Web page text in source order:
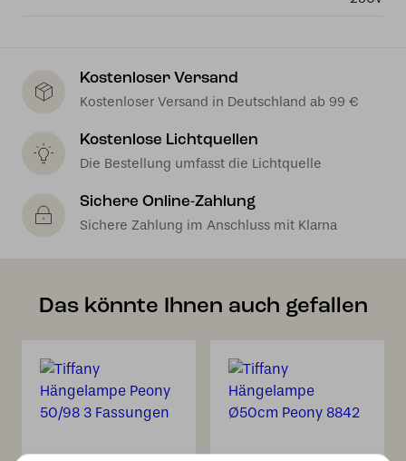
Kostenloser Versand
Kostenloser Versand in Deutschland ab 99 €
Kostenlose Lichtquellen
Die Bestellung umfasst die Lichtquelle
Sichere Online-Zahlung
Sichere Zahlung im Anschluss mit Klarna
Das könnte Ihnen auch gefallen